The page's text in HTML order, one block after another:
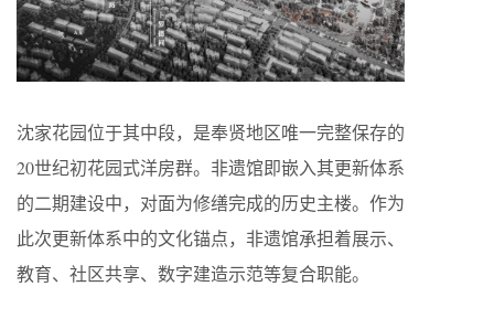
沈家花园位于其中段，是奉贤地区唯一完整保存的
20世纪初花园式洋房群。非遗馆即嵌入其更新体系
的二期建设中，对面为修缮完成的历史主楼。作为
此次更新体系中的文化锚点，非遗馆承担着展示、
教育、社区共享、数字建造示范等复合职能。